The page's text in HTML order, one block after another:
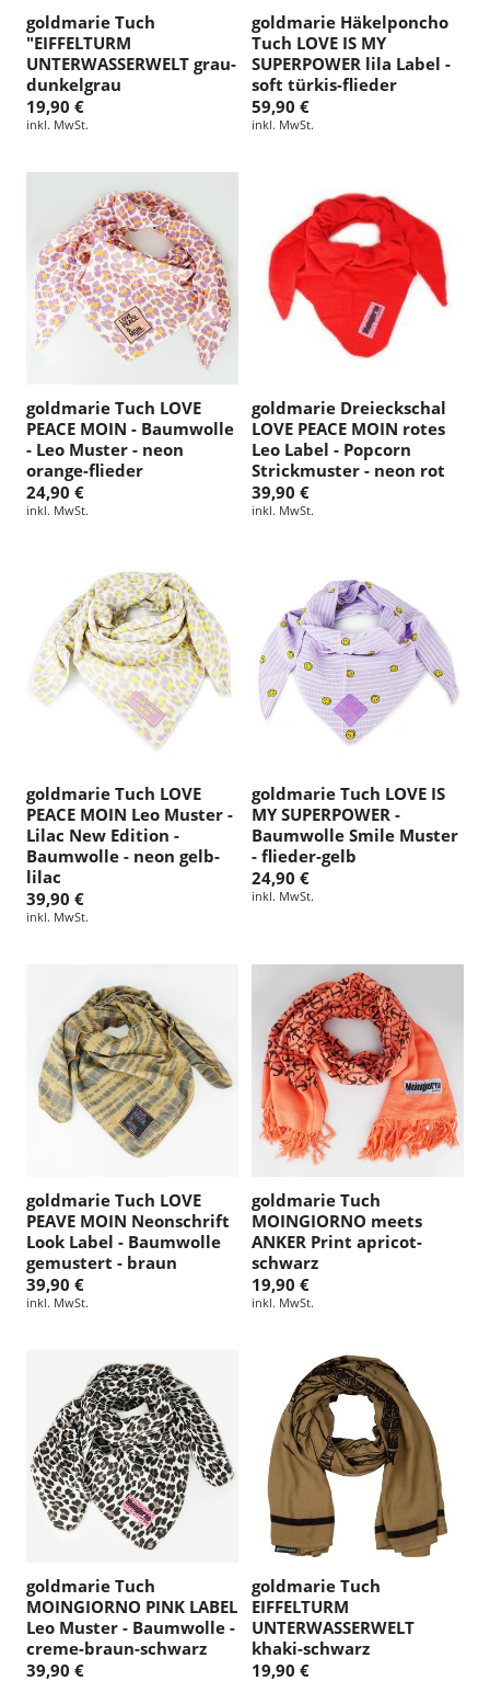
goldmarie Tuch
"EIFFELTURM
UNTERWASSERWELT grau-
dunkelgrau
19,90 €
inkl. MwSt.
goldmarie Häkelponcho
Tuch LOVE IS MY
SUPERPOWER lila Label -
soft türkis-flieder
59,90 €
inkl. MwSt.
goldmarie Tuch LOVE
PEACE MOIN - Baumwolle
- Leo Muster - neon
orange-flieder
24,90 €
inkl. MwSt.
goldmarie Dreieckschal
LOVE PEACE MOIN rotes
Leo Label - Popcorn
Strickmuster - neon rot
39,90 €
inkl. MwSt.
goldmarie Tuch LOVE
PEACE MOIN Leo Muster -
Lilac New Edition -
Baumwolle - neon gelb-
lilac
39,90 €
inkl. MwSt.
goldmarie Tuch LOVE IS
MY SUPERPOWER -
Baumwolle Smile Muster
- flieder-gelb
24,90 €
inkl. MwSt.
goldmarie Tuch LOVE
PEAVE MOIN Neonschrift
Look Label - Baumwolle
gemustert - braun
39,90 €
inkl. MwSt.
goldmarie Tuch
MOINGIORNO meets
ANKER Print apricot-
schwarz
19,90 €
inkl. MwSt.
goldmarie Tuch
MOINGIORNO PINK LABEL
Leo Muster - Baumwolle -
creme-braun-schwarz
39,90 €
goldmarie Tuch
EIFFELTURM
UNTERWASSERWELT
khaki-schwarz
19,90 €